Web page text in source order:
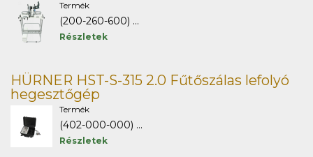
Termék
(200-260-600) ...
Részletek
HÜRNER HST-S-315 2.0 Fűtőszálas lefolyó
hegesztőgép
Termék
(402-000-000) ...
Részletek